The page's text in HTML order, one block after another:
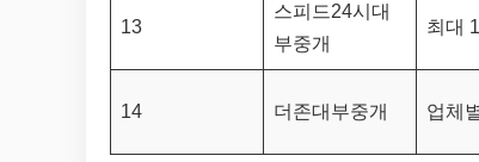
13
스피드24시대
부중개
최대
14 더존대부중개 업체